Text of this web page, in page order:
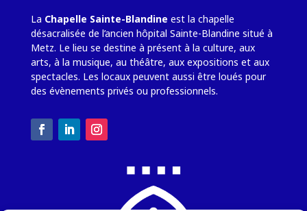
La Chapelle Sainte-Blandine est la chapelle
désacralisée de l’ancien hôpital Sainte-Blandine situé à
Metz. Le lieu se destine à présent à la culture, aux
arts, à la musique, au théâtre, aux expositions et aux
spectacles. Les locaux peuvent aussi être loués pour
des évènements privés ou professionnels.